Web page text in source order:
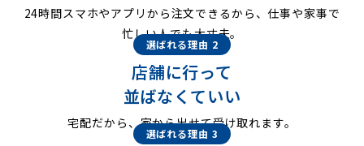
24時間スマホやアプリから注文できるから、仕事や家事で
忙しい人でも大丈夫。
選ばれる理由 2
店舗に行って
並ばなくていい
宅配だから、家から出せて受け取れます。
選ばれる理由 3